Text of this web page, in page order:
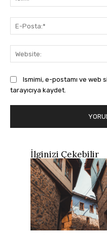
Ismimi, e-postamı ve web
tarayıcıya kaydet.
İlginizi Çekebilir